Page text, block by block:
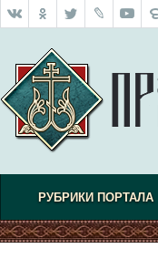
РУБРИКИ ПОРТАЛА